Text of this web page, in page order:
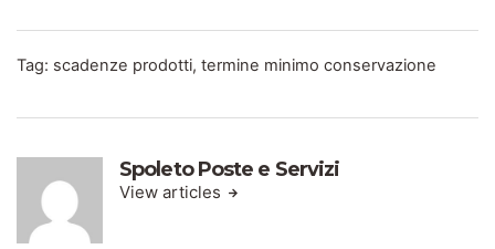
Tag: scadenze prodotti, termine minimo conservazione
Spoleto Poste e Servizi
View articles